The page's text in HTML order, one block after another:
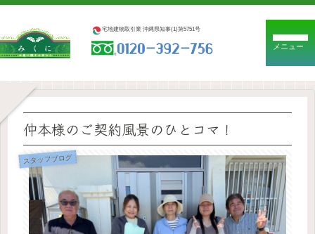
宅地建物取引業 沖縄県知事(1)第5751号
メニュー
仲本様のご契約風景のひとコマ！
スタッフブログ